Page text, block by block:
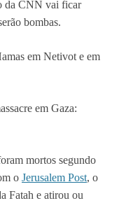
da CNN vai ficar
bombas.
em Netivot e em
em Gaza:
mortos segundo
o Jerusalem Post, o
Fatah e atirou ou